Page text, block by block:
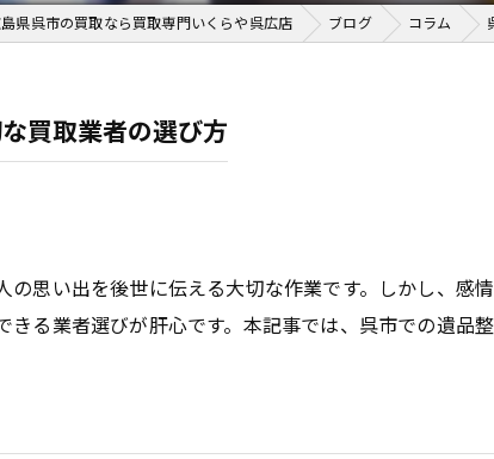
県呉市の買取なら買取専門いくらや呉広店 ブログ コラム
買取業者の選び方
思い出を後世に伝える大切な作業です。しかし、感
る業者選びが肝心です。本記事では、呉市での遺品